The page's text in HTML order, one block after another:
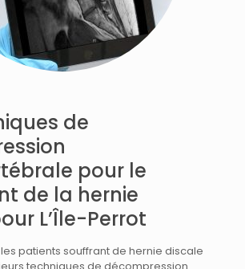
de
pour le
de la hernie
L’Île-Perrot
les patients souffrant de hernie discale